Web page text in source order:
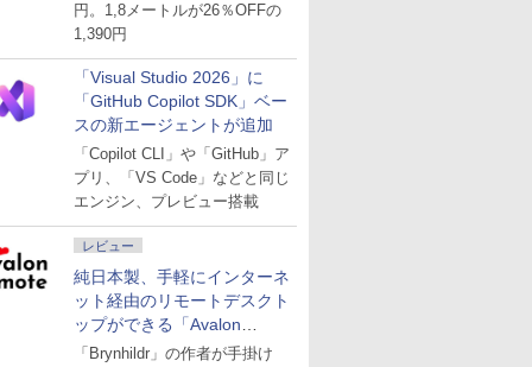
円。1,8メートルが26％OFFの
1,390円
「Visual Studio 2026」に
「GitHub Copilot SDK」ベー
スの新エージェントが追加
「Copilot CLI」や「GitHub」ア
プリ、「VS Code」などと同じ
エンジン、プレビュー搭載
レビュー
純日本製、手軽にインターネ
ット経由のリモートデスクト
ップができる「Avalon
remote」
「Brynhildr」の作者が手掛け